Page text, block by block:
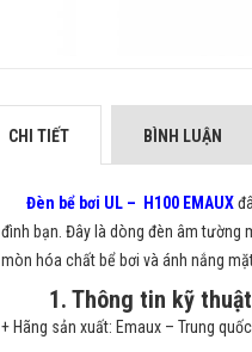
CHI TIẾT BÌNH LUẬN
Đèn bể bơi UL – H100 EMAUX
đình bạn. Đây là dòng đèn âm tường
mòn hóa chất bể bơi và ánh nắng
1. Thông tin kỹ
+ Hãng sản xuất: Emaux – Trung quốc